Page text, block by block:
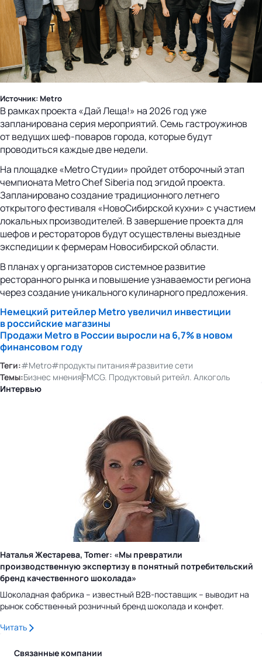
Источник: Metro
В рамках проекта «Дай Леща!» на 2026 год уже
запланирована серия мероприятий. Семь гастроужинов
от ведущих шеф-поваров города, которые будут
проводиться каждые две недели.
На площадке «Metro Студии» пройдет отборочный этап
чемпионата Metro Chef Siberia под эгидой проекта.
Запланировано создание традиционного летнего
открытого фестиваля «НовоСибирской кухни» с участием
локальных производителей. В завершение проекта для
шефов и рестораторов будут осуществлены выездные
экспедиции к фермерам Новосибирской области.
В планах у организаторов системное развитие
ресторанного рынка и повышение узнаваемости региона
через создание уникального кулинарного предложения.
Немецкий ритейлер Metro увеличил инвестиции
в российские магазины
Продажи Metro в России выросли на 6,7% в новом
финансовом году
Теги:#Metro#продукты питания#развитие сети
Темы:Бизнес мненияFMCG. Продуктовый ритейл. Алкоголь
Интервью
Наталья Жестарева, Tomer: «Мы превратили
производственную экспертизу в понятный потребительский
бренд качественного шоколада»
Шоколадная фабрика – известный B2B-поставщик – выводит на
рынок собственный розничный бренд шоколада и конфет.
Читать
Связанные компании